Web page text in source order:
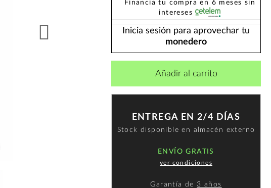
Financia tu compra en 6 meses sin
intereses
Inicia sesión para aprovechar tu
monedero
Añadir al carrito
ENTREGA EN 2/4 DÍAS
Stock disponible en almacén externo
ENVÍO GRATIS
ver condiciones
Garantía de 3 años